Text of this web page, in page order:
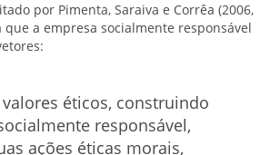
por Pimenta, Saraiva e Corrêa (2006,
que a empresa socialmente responsável
valores éticos, construindo
responsável,
ações éticas morais,